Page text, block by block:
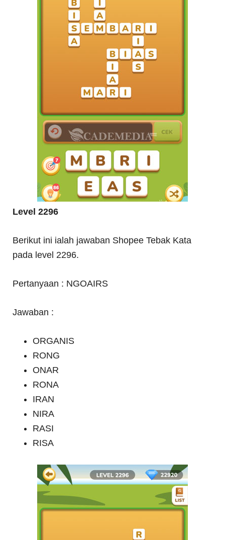
Level 2296
Berikut ini ialah jawaban Shopee Tebak Kata
pada level 2296.
Pertanyaan : NGOAIRS
Jawaban :
ORGANIS
RONG
ONAR
RONA
IRAN
NIRA
RASI
RISA